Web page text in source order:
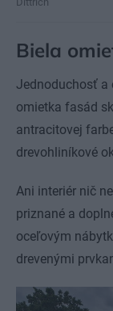
Biela
Jednoduchosť a
omietka fasád
antracitovej
drevohliníkové
Ani interiér nič
priznané a
oceľovým
drevenými